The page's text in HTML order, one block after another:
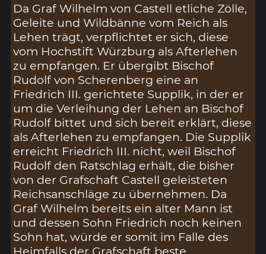
Da Graf Wilhelm von Castell etliche Zölle,
Geleite und Wildbänne vom Reich als
Lehen trägt, verpflichtet er sich, diese
vom Hochstift Würzburg als Afterlehen
zu empfangen. Er übergibt Bischof
Rudolf von Scherenberg eine an
Friedrich III. gerichtete Supplik, in der er
um die Verleihung der Lehen an Bischof
Rudolf bittet und sich bereit erklärt, diese
als Afterlehen zu empfangen. Die Supplik
erreicht Friedrich III. nicht, weil Bischof
Rudolf den Ratschlag erhält, die bisher
von der Grafschaft Castell geleisteten
Reichsanschläge zu übernehmen. Da
Graf Wilhelm bereits ein alter Mann ist
und dessen Sohn Friedrich noch keinen
Sohn hat, würde er somit im Falle des
Heimfalls der Grafschaft beste